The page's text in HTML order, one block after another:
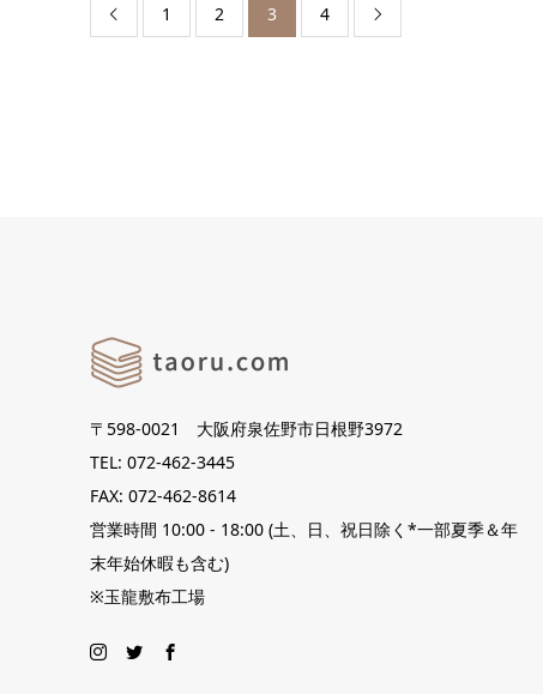
 1 2 3 4 
〒598-0021 大阪府泉佐野市日根野3972
TEL: 072-462-3445
FAX: 072-462-8614
営業時間 10:00 - 18:00 (土、日、祝日除く*一部夏季＆年
末年始休暇も含む)
※玉龍敷布工場